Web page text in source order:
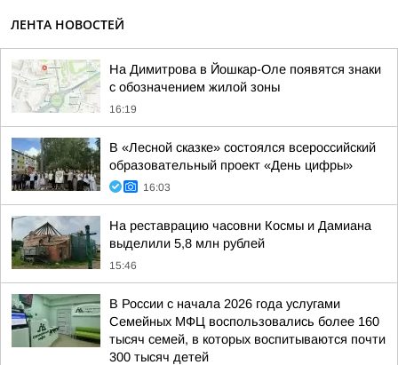
ЛЕНТА НОВОСТЕЙ
На Димитрова в Йошкар-Оле появятся знаки
с обозначением жилой зоны
16:19
В «Лесной сказке» состоялся всероссийский
образовательный проект «День цифры»
16:03
На реставрацию часовни Космы и Дамиана
выделили 5,8 млн рублей
15:46
В России с начала 2026 года услугами
Семейных МФЦ воспользовались более 160
тысяч семей, в которых воспитываются почти
300 тысяч детей